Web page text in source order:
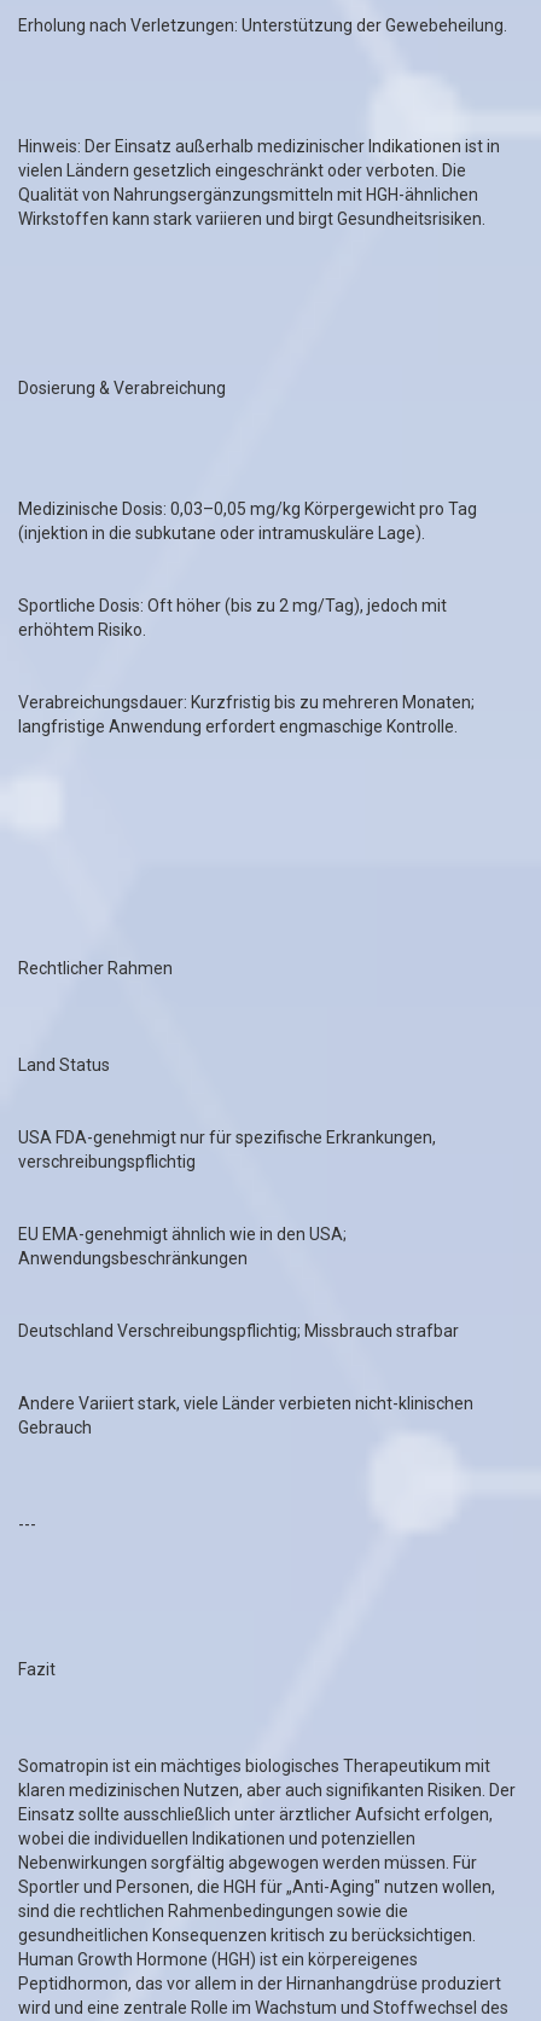
Erholung nach Verletzungen: Unterstützung der Gewebeheilung.
Hinweis: Der Einsatz außerhalb medizinischer Indikationen ist in
vielen Ländern gesetzlich eingeschränkt oder verboten. Die
Qualität von Nahrungsergänzungsmitteln mit HGH-ähnlichen
Wirkstoffen kann stark variieren und birgt Gesundheitsrisiken.
Dosierung & Verabreichung
Medizinische Dosis: 0,03–0,05 mg/kg Körpergewicht pro Tag
(injektion in die subkutane oder intramuskuläre Lage).
Sportliche Dosis: Oft höher (bis zu 2 mg/Tag), jedoch mit
erhöhtem Risiko.
Verabreichungsdauer: Kurzfristig bis zu mehreren Monaten;
langfristige Anwendung erfordert engmaschige Kontrolle.
Rechtlicher Rahmen
Land Status
USA FDA-genehmigt nur für spezifische Erkrankungen,
verschreibungspflichtig
EU EMA-genehmigt ähnlich wie in den USA;
Anwendungsbeschränkungen
Deutschland Verschreibungspflichtig; Missbrauch strafbar
Andere Variiert stark, viele Länder verbieten nicht-klinischen
Gebrauch
---
Fazit
Somatropin ist ein mächtiges biologisches Therapeutikum mit
klaren medizinischen Nutzen, aber auch signifikanten Risiken. Der
Einsatz sollte ausschließlich unter ärztlicher Aufsicht erfolgen,
wobei die individuellen Indikationen und potenziellen
Nebenwirkungen sorgfältig abgewogen werden müssen. Für
Sportler und Personen, die HGH für „Anti-Aging" nutzen wollen,
sind die rechtlichen Rahmenbedingungen sowie die
gesundheitlichen Konsequenzen kritisch zu berücksichtigen.
Human Growth Hormone (HGH) ist ein körpereigenes
Peptidhormon, das vor allem in der Hirnanhangdrüse produziert
wird und eine zentrale Rolle im Wachstum und Stoffwechsel des